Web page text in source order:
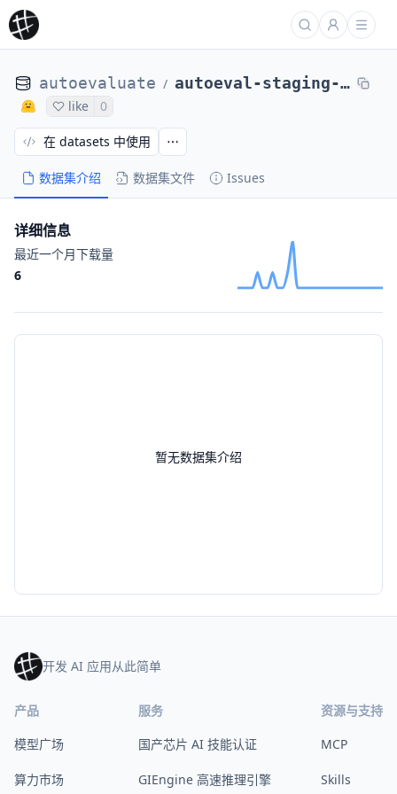
autoevaluate / autoeval-staging-eval-project-acronym_identification-0f48b3fe-9865313
like 0
数据集介绍 数据集文件 Issues
在 datasets 中使用
暂无数据集介绍
详细信息
最近一个月下载量
6
开发 AI 应用从此简单
产品
模型广场
算力市场
服务
国产芯片 AI 技能认证
GIEngine 高速推理引擎
资源与支持
MCP
Skills